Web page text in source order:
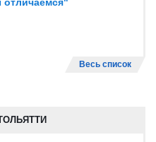
Весь список